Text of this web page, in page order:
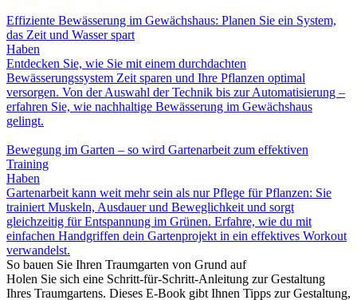
Effiziente Bewässerung im Gewächshaus: Planen Sie ein System,
das Zeit und Wasser spart
Haben
Entdecken Sie, wie Sie mit einem durchdachten
Bewässerungssystem Zeit sparen und Ihre Pflanzen optimal
versorgen. Von der Auswahl der Technik bis zur Automatisierung –
erfahren Sie, wie nachhaltige Bewässerung im Gewächshaus
gelingt.
Bewegung im Garten – so wird Gartenarbeit zum effektiven
Training
Haben
Gartenarbeit kann weit mehr sein als nur Pflege für Pflanzen: Sie
trainiert Muskeln, Ausdauer und Beweglichkeit und sorgt
gleichzeitig für Entspannung im Grünen. Erfahre, wie du mit
einfachen Handgriffen dein Gartenprojekt in ein effektives Workout
verwandelst.
So bauen Sie Ihren Traumgarten von Grund auf
Holen Sie sich eine Schritt-für-Schritt-Anleitung zur Gestaltung
Ihres Traumgartens. Dieses E-Book gibt Ihnen Tipps zur Gestaltung,